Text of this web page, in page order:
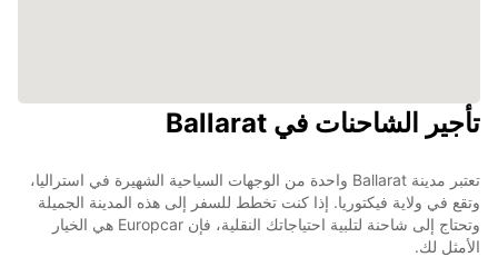
تأجير الشاحنات في Ballarat
تعتبر مدينة Ballarat واحدة من الوجهات السياحية الشهيرة في استراليا،
وتقع في ولاية فيكتوريا. إذا كنت تخطط للسفر إلى هذه المدينة الجميلة
وتحتاج إلى شاحنة لتلبية احتياجاتك النقلية، فإن Europcar هي الخيار
الأمثل لك.